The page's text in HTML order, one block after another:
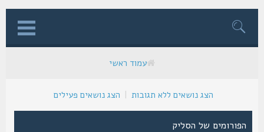
עמוד ראשי
הצג נושאים ללא תגובות | הצג נושאים פעילים
הפורומים של הסליק